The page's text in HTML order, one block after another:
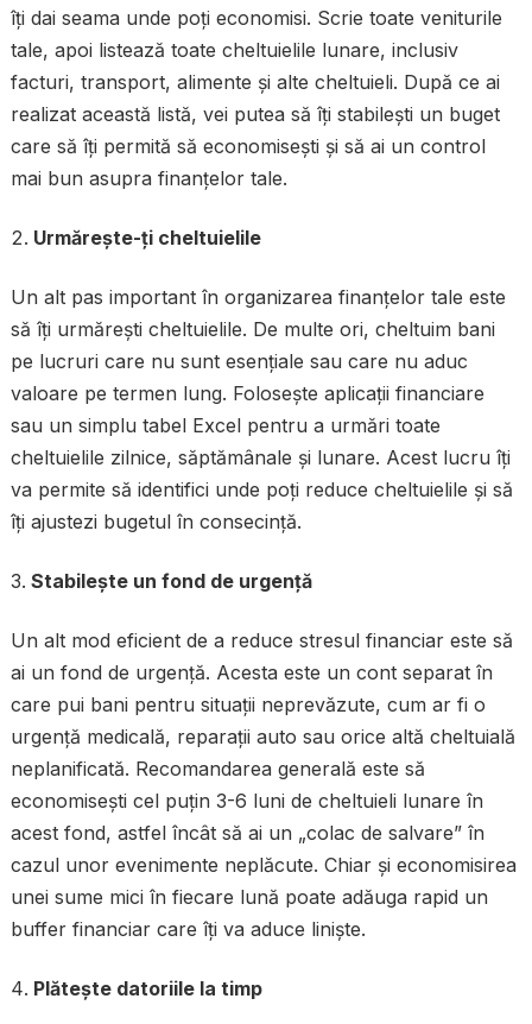
îți dai seama unde poți economisi. Scrie toate veniturile
tale, apoi listează toate cheltuielile lunare, inclusiv
facturi, transport, alimente și alte cheltuieli. După ce ai
realizat această listă, vei putea să îți stabilești un buget
care să îți permită să economisești și să ai un control
mai bun asupra finanțelor tale.
Urmărește-ți cheltuielile
Un alt pas important în organizarea finanțelor tale este
să îți urmărești cheltuielile. De multe ori, cheltuim bani
pe lucruri care nu sunt esențiale sau care nu aduc
valoare pe termen lung. Folosește aplicații financiare
sau un simplu tabel Excel pentru a urmări toate
cheltuielile zilnice, săptămânale și lunare. Acest lucru îți
va permite să identifici unde poți reduce cheltuielile și să
îți ajustezi bugetul în consecință.
Stabilește un fond de urgență
Un alt mod eficient de a reduce stresul financiar este să
ai un fond de urgență. Acesta este un cont separat în
care pui bani pentru situații neprevăzute, cum ar fi o
urgență medicală, reparații auto sau orice altă cheltuială
neplanificată. Recomandarea generală este să
economisești cel puțin 3-6 luni de cheltuieli lunare în
acest fond, astfel încât să ai un „colac de salvare” în
cazul unor evenimente neplăcute. Chiar și economisirea
unei sume mici în fiecare lună poate adăuga rapid un
buffer financiar care îți va aduce liniște.
Plătește datoriile la timp